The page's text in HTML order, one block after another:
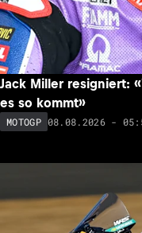
Jack Miller resigniert:
es so kommt»
MOTOGP 08.08.2026 -